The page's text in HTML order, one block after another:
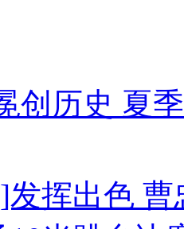
创历史 夏
挥出色